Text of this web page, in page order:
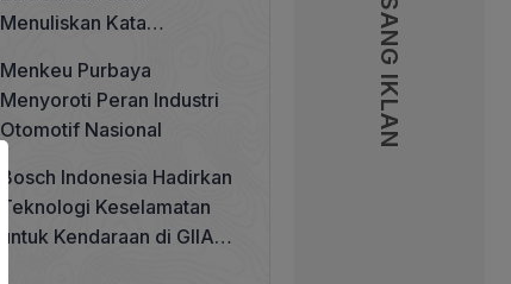
PASANG IKLAN
Perhutanan Sosial
Menuliskan Kata
Betawi 100 Tahun
Menkeu Purbaya
Menyoroti Peran Industri
Otomotif Nasional
Bosch Indonesia Hadirkan
Teknologi Keselamatan
untuk Kendaraan di GIIAS